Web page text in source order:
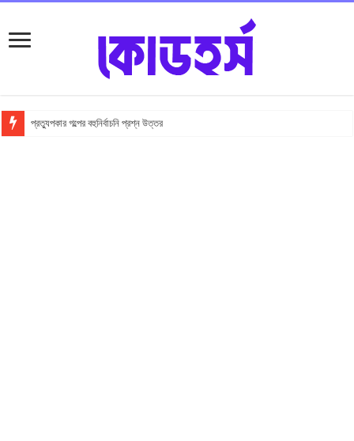
প্রত্যুপকার গল্পের বহুনির্বাচনি প্রশ্ন উত্তর